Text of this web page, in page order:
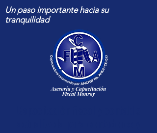
Un paso importante hacia su
tranquilidad